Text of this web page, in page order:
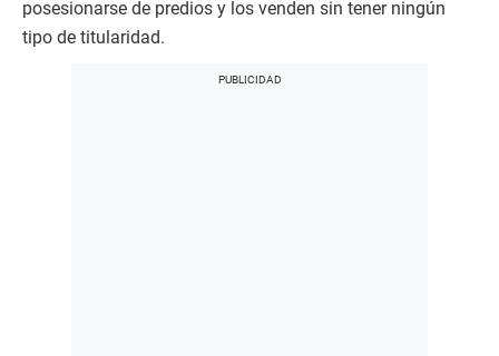
posesionarse de predios y los venden sin tener ningún
tipo de titularidad.